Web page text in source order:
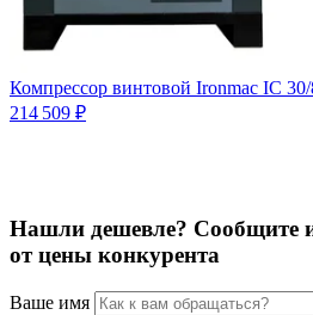
Компрессор винтовой Ironmac IC
214 509 ₽
Нашли дешевле? Сообщите
от цены конкурента
Ваше имя